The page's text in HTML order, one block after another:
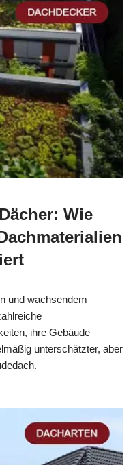
Wie
und wachsendem
ihre Gebäude
unterschätzter, aber